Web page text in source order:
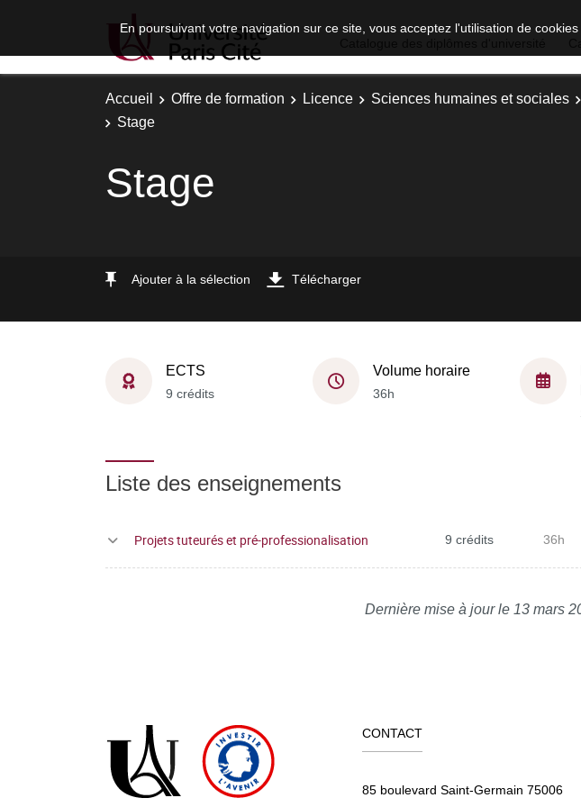
En poursuivant votre navigation sur ce site, vous acceptez l'utilisation de
Accueil Offre de formation Licence Sciences humaines et sociales
Stage
Stage
Ajouter à la sélection Télécharger
ECTS
9 crédits
Volume horaire
36h
Liste des enseignements
Projets tuteurés et pré-professionalisation 9 crédits 36h
Dernière mise à jour le 13 mars
CONTACT
85 boulevard Saint-Germain 75006